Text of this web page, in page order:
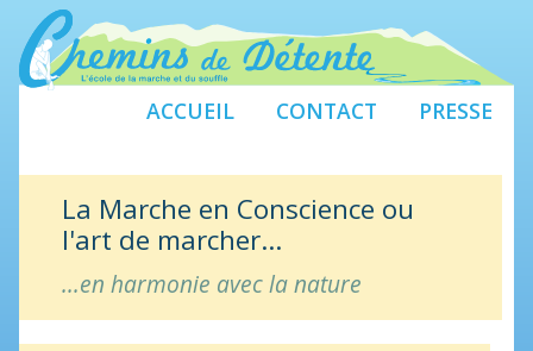
ACCUEIL CONTACT PRESSE
La Marche en Conscience ou
l'art de marcher...
...en harmonie avec la nature